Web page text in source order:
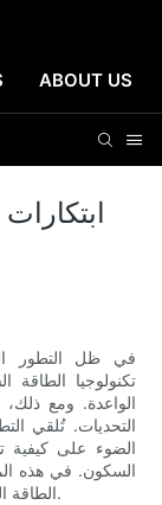
ABOUT US
في ظل التطور
تكنولوجيا
الواعدة. ومع
التحديات. تُلقي
الضوء على
السكون. في هذه
الطاقة الشمسية، ونستكشف الآفاق الجديدة في هذا المجال.